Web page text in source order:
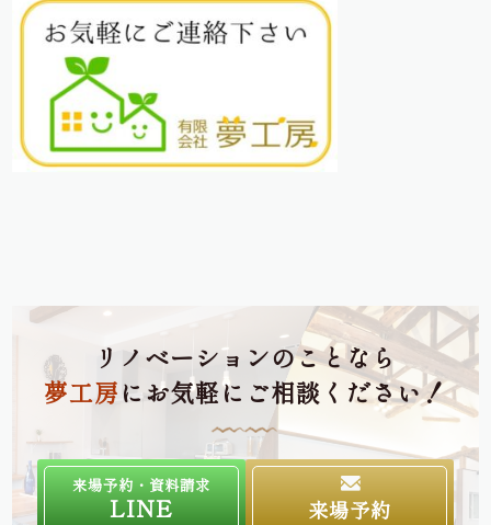
リノベーションのことなら
夢工房にお気軽にご相談ください！
来場予約・資料請求
LINE 来場予約